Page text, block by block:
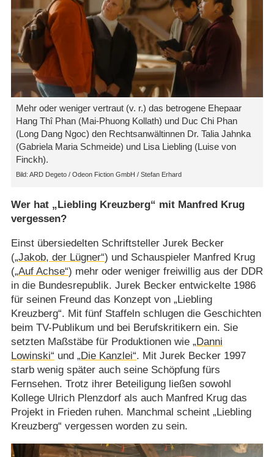
Mehr oder weniger vertraut (v. r.) das betrogene Ehepaar
Hang Thî Phan (Mai-Phuong Kollath) und Duc Chi Phan
(Long Dang Ngoc) den Rechtsanwältinnen Dr. Talia Jahnka
(Gabriela Maria Schmeide) und Lisa Liebling (Luise von
Finckh).
ARD Degeto /​ Odeon Fiction GmbH /​ Stefan Erhard
Wer hat „Liebling Kreuzberg“ mit Manfred Krug
vergessen?
Einst übersiedelten Schriftsteller Jurek Becker
(„Jakob, der Lügner“) und Schauspieler Manfred Krug
(„Auf Achse“) mehr oder weniger freiwillig aus der DDR
in die Bundesrepublik. Jurek Becker entwickelte 1986
für seinen Freund das Konzept von „Liebling
Kreuzberg“. Mit fünf Staffeln schlugen die Geschichten
beim TV-Publikum und bei Berufskritikern ein. Sie
setzten Maßstäbe für Produktionen wie „Danni
Lowinski“ und „Die Kanzlei“. Mit Jurek Becker 1997
starb wenig später auch seine Schöpfung fürs
Fernsehen. Trotz ihrer Beteiligung ließen sowohl
Kollege Ulrich Plenzdorf als auch Manfred Krug das
Projekt in Frieden ruhen. Manchmal scheint „Liebling
Kreuzberg“ vergessen worden zu sein.